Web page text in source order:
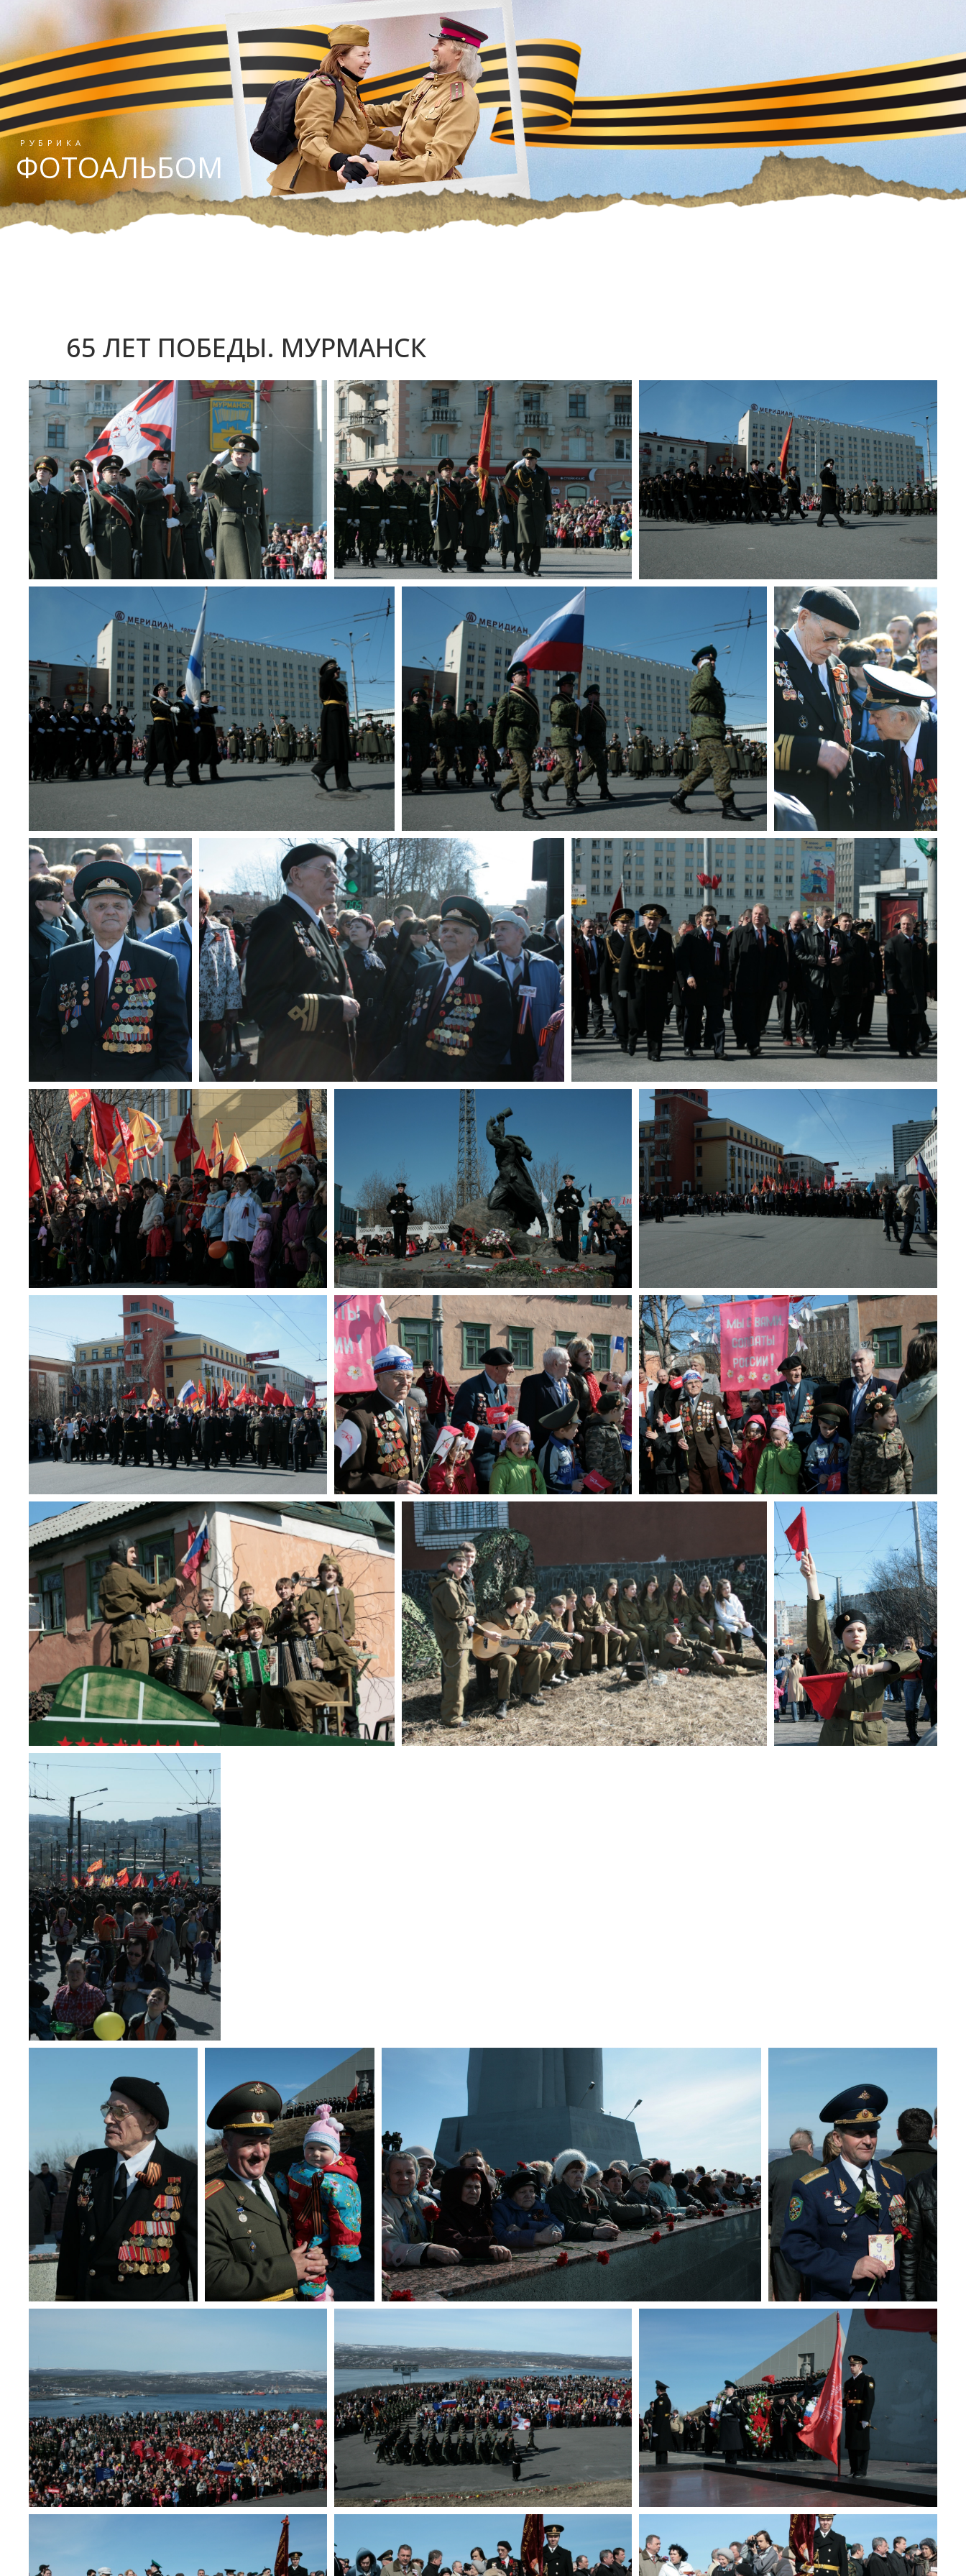
ФОТОАЛЬБОМ
РУБРИКА
65 ЛЕТ ПОБЕДЫ. МУРМАНСК